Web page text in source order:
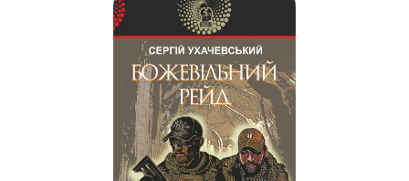
Науково-популярна література (1015)
Навчальна література та посібники (527)
Енциклопедії, довідники, словники (55)
Подарункові сертифікати (1)